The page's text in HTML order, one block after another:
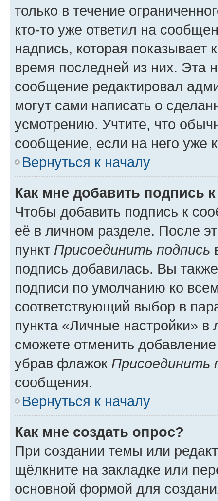
только в течение
кто-то уже ответил на
надпись, которая показывает
время последней из них. Эта
сообщение редактировал
могут сами написать о
усмотрению. Учтите, что
сообщение, если на него уже
Вернуться к началу
Как мне добавить подпись
Чтобы добавить подпись к
её в личном разделе. После
пункт Присоединить подпись
подпись добавилась. Вы
подписи по умолчанию ко
соответствующий выбор в
пункта «Личные настройки»
сможете отменить
убрав флажок Присоединить
сообщения.
Вернуться к началу
Как мне создать опрос?
При создании темы или
щёлкните на закладке или
основной формой для